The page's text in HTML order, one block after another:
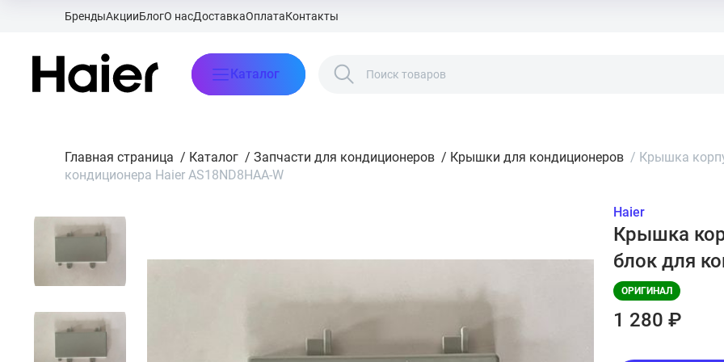
БрендыАкцииБлогО насДоставкаОплатаКонтакты
Каталог
Главная страница / Каталог / Запчасти для кондиционеров / Крышки для кондиционеров / Крышка
кондиционера Haier AS18ND8HAA-W
Haier
Крышка
блок для
ОРИГИНАЛ
1 280 ₽